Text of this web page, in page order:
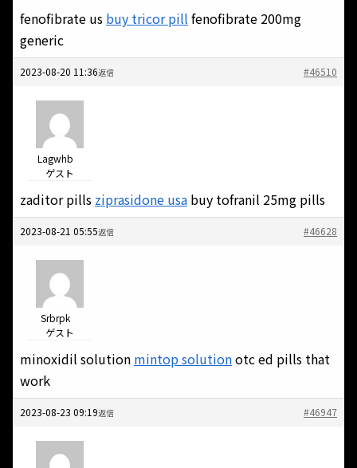
fenofibrate us buy tricor pill fenofibrate 200mg
generic
2023-08-20 11:36 #46510
返信
Lagwhb
ゲスト
zaditor pills ziprasidone usa buy tofranil 25mg pills
2023-08-21 05:55 #46628
返信
Srbrpk
ゲスト
minoxidil solution mintop solutionotc ed pills that
work
2023-08-23 09:19 #46947
返信